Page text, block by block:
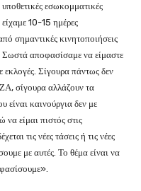
υποθετικές εσωκομματικές
είχαμε 10-15 ημέρες
σημαντικές κινητοποιήσεις
Σωστά αποφασίσαμε να είμαστε
εκλογές. Σίγουρα πάντως δεν
σίγουρα αλλάζουν τα
είναι καινούργια δεν με
είμαι πιστός στις
τις νέες τάσεις ή τις νέες
με αυτές. Το θέμα είναι να